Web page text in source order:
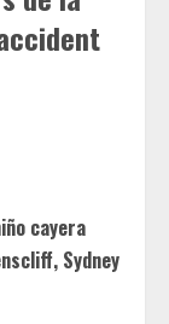
cayera
Sydney